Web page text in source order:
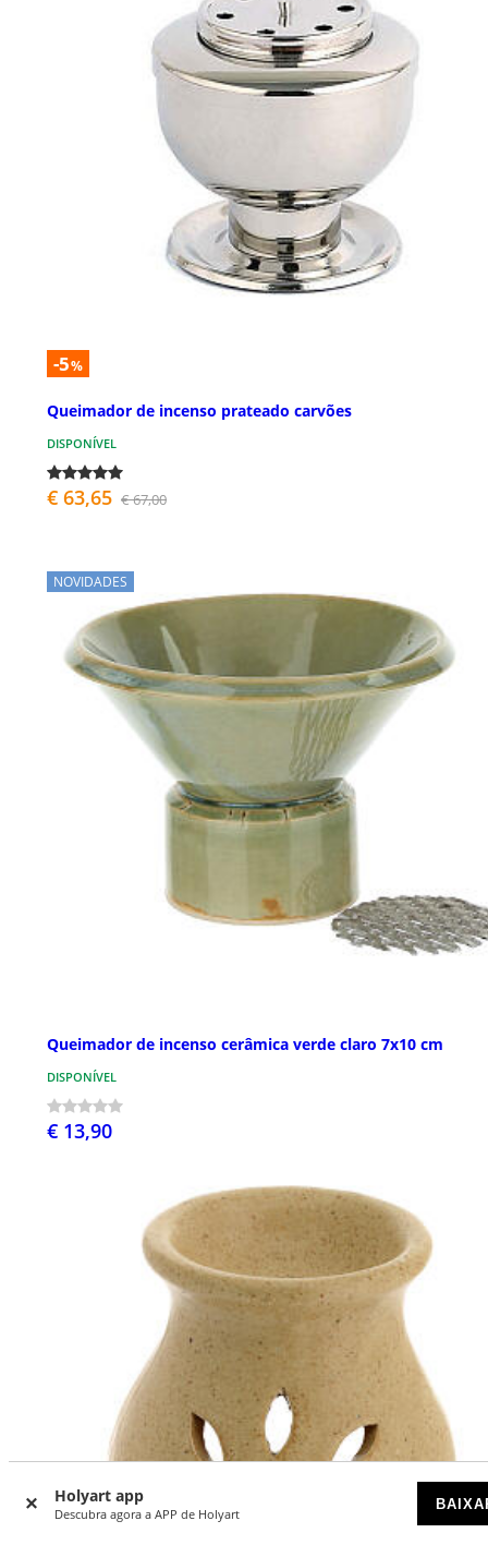
Holyart app
Descubra agora a APP de Holyart
-5%
Queimador de incenso prateado carvões
DISPONÍVEL
€ 63,65 € 67,00
NOVIDADES
Queimador de incenso cerâmica verde claro 7x10 cm
DISPONÍVEL
€ 13,90